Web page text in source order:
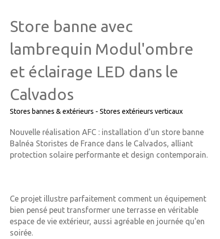
Store banne avec
lambrequin Modul'ombre
et éclairage LED dans le
Calvados
Stores bannes & extérieurs - Stores extérieurs verticaux
Nouvelle réalisation AFC : installation d'un store banne
Balnéa Storistes de France dans le Calvados, alliant
protection solaire performante et design contemporain.
Ce projet illustre parfaitement comment un équipement
bien pensé peut transformer une terrasse en véritable
espace de vie extérieur, aussi agréable en journée qu'en
soirée.